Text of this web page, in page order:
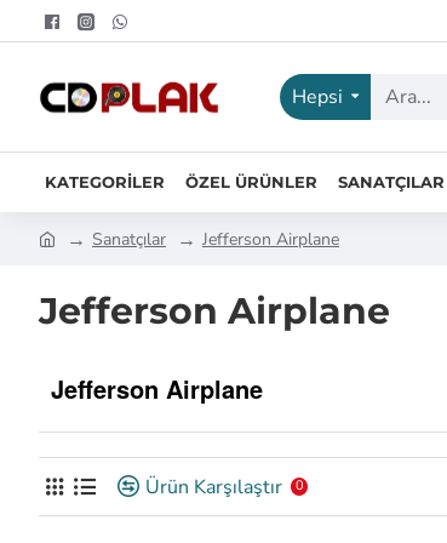
Hepsi
KATEGORILER ÖZEL ÜRÜNLER SANATÇILAR
Sanatçılar Jefferson Airplane
Jefferson Airplane
Jefferson Airplane
Ürün Karşılaştır 0